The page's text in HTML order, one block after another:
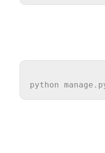
python